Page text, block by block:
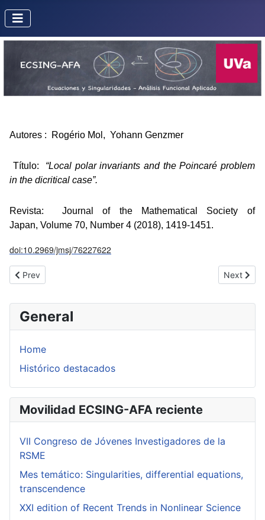
General
Home
Histórico destacados
Movilidad ECSING-AFA reciente
VII Congreso de Jóvenes Investigadores de la
RSME
Mes temático: Singularities, differential equations,
transcendence
XXI edition of Recent Trends in Nonlinear Science
Autores : Rogério Mol, Yohann Genzmer
Título: “Local polar invariants and the Poincaré problem
in the dicritical case”.
Revista:
Journal of the Mathematical Society of
Japan, Volume 70, Number 4 (2018), 1419-1451.
doi:10.2969/jmsj/76227622
Previous article: Blown-up intersection cohomology.
Prev Next
Next